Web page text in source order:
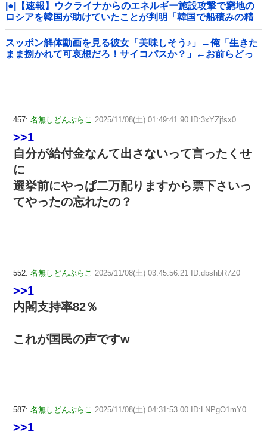
|●|【速報】ウクライナからのエネルギー施設攻撃で窮地の
ロシアを韓国が助けていたことが判明「韓国で船積みの精
製油3万トンがロシア行き」
スッポン解体動画を見る彼女「美味しそう♪」→俺「生きた
まま捌かれて可哀想だろ！サイコパスか？」←お前らどっ
ち？
457: 名無しどんぶらこ 2025/11/08(土) 01:49:41.90 ID:3xYZjfsx0
>>1
自分が給付金なんて出さないって言ったくせ
に
選挙前にやっぱ二万配りますから票下さいっ
てやったの忘れたの？
552: 名無しどんぶらこ 2025/11/08(土) 03:45:56.21 ID:dbshbR7Z0
>>1
内閣支持率82％
これが国民の声ですw
587: 名無しどんぶらこ 2025/11/08(土) 04:31:53.00 ID:LNPgO1mY0
>>1